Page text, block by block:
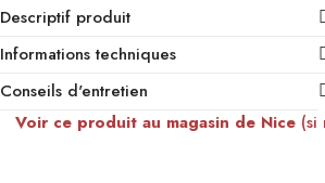
Descriptif produit
Informations techniques
Conseils d'entretien
Voir ce produit au magasin de Nice (si